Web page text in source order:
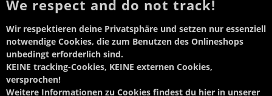
We respect and do not track!
Wir respektieren deine Privatsphäre und setzen nur essenziell
notwendige Cookies, die zum Benutzen des Onlineshops
unbedingt erforderlich sind.
KEINE tracking-Cookies, KEINE externen Cookies,
versprochen!
Weitere Informationen zu Cookies findest du hier in unserer